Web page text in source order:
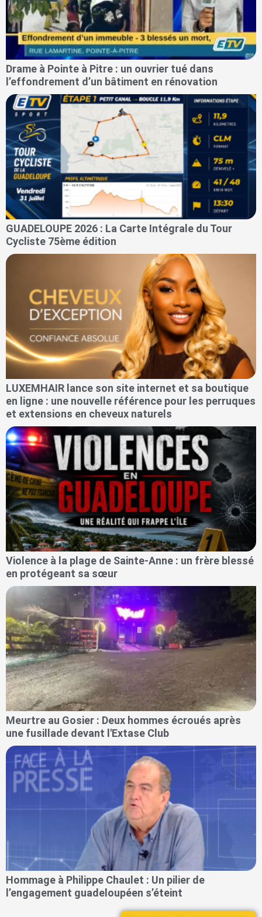
Drame à Pointe à Pitre : un ouvrier tué dans
l’effondrement d’un bâtiment en rénovation
GUADELOUPE 2026 : La Carte Intégrale du Tour
Cycliste 75ème édition
LUXEMHAIR lance son site internet et sa boutique
en ligne : une nouvelle référence pour les perruques
et extensions en cheveux naturels
Violence à la plage de Sainte-Anne : un frère blessé
en protégeant sa sœur
Meurtre au Gosier : Deux hommes écroués après
une fusillade devant l'Extase Club
Hommage à Philippe Chaulet : Un pilier de
l’engagement guadeloupéen s’éteint